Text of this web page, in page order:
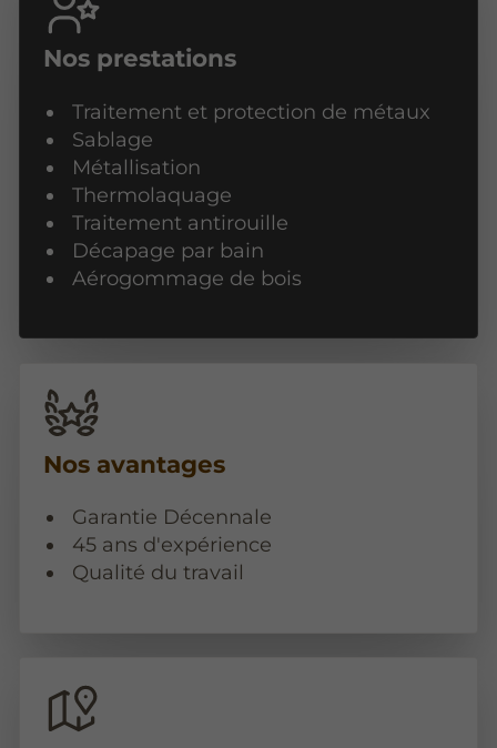
Nos prestations
Traitement et protection de métaux
Sablage
Métallisation
Thermolaquage
Traitement antirouille
Décapage par bain
Aérogommage de bois
Nos avantages
Garantie Décennale
45 ans d'expérience
Qualité du travail